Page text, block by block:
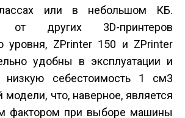
или в небольшом КБ.
других 3D-принтеров
уровня, ZPrinter 150 и ZPrinter
удобны в эксплуатации и
себестоимость 1 см3
что, наверное, является
фактором при выборе машины